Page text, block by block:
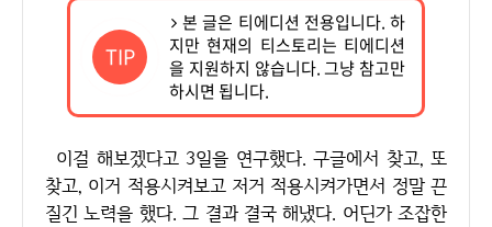
TIP
본 글은 티에디션 전용입니다. 하
지만 현재의 티스토리는 티에디션
을 지원하지 않습니다. 그냥 참고만
하시면 됩니다.
이걸 해보겠다고 3일을 연구했다. 구글에서 찾고, 또
찾고, 이거 적용시켜보고 저거 적용시켜가면서 정말 끈
질긴 노력을 했다. 그 결과 결국 해냈다. 어딘가 조잡한